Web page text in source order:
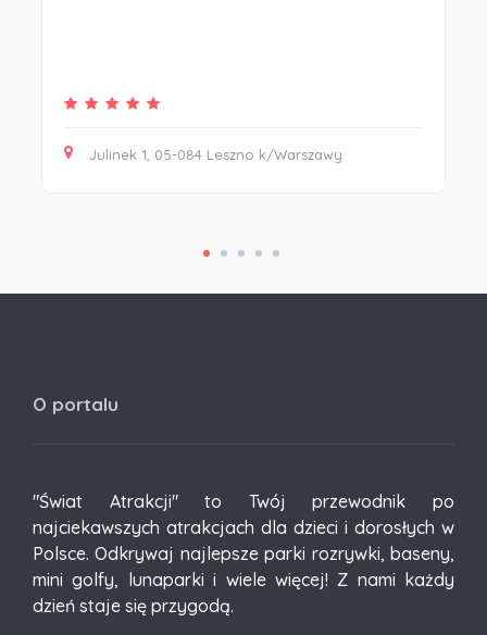
Julinek 1, 05-084 Leszno k/Warszawy
O portalu
"Świat Atrakcji" to Twój przewodnik po
najciekawszych atrakcjach dla dzieci i dorosłych w
Polsce. Odkrywaj najlepsze parki rozrywki, baseny,
mini golfy, lunaparki i wiele więcej! Z nami każdy
dzień staje się przygodą.